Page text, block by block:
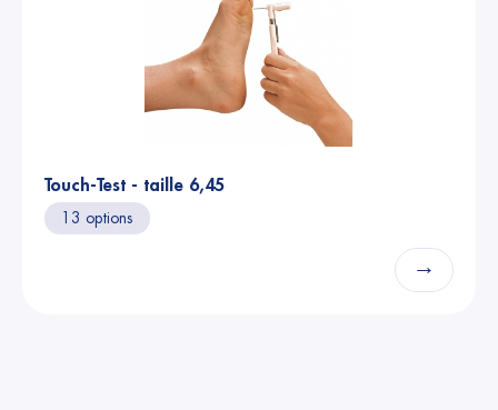
Touch-Test - taille 6,45
13 options
→